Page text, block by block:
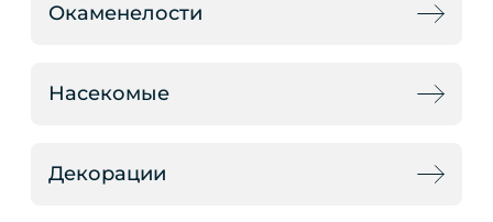
Окаменелости
Насекомые
Декорации